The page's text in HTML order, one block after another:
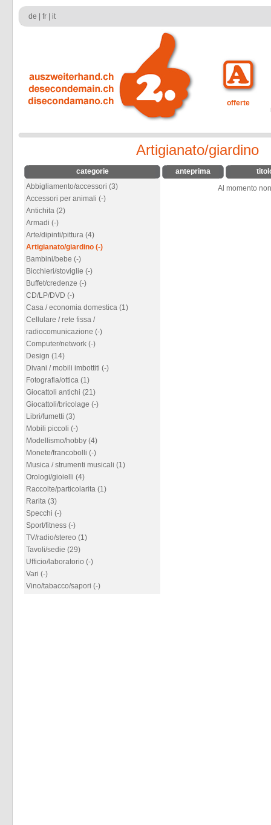
de fr it
offerte
Artigianato/giardino
categorie
Abbigliamento/accessori (3)
Accessori per animali (-)
Antichita (2)
Armadi (-)
Arte/dipinti/pittura (4)
Artigianato/giardino (-)
Bambini/bebe (-)
Bicchieri/stoviglie (-)
Buffet/credenze (-)
CD/LP/DVD (-)
Casa / economia domestica (1)
Cellulare / rete fissa /
radiocomunicazione (-)
Computer/network (-)
Design (14)
Divani / mobili imbottiti (-)
Fotografia/ottica (1)
Giocattoli antichi (21)
Giocattoli/bricolage (-)
Libri/fumetti (3)
Mobili piccoli (-)
Modellismo/hobby (4)
Monete/francobolli (-)
Musica / strumenti musicali (1)
Orologi/gioielli (4)
Raccolte/particolarita (1)
Rarita (3)
Specchi (-)
Sport/fitness (-)
TV/radio/stereo (1)
Tavoli/sedie (29)
Ufficio/laboratorio (-)
Vari (-)
Vino/tabacco/sapori (-)
anteprima
Al momento